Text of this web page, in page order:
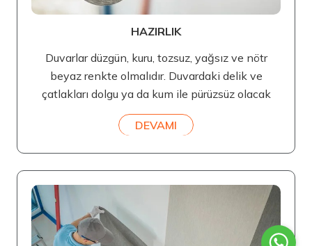
HAZIRLIK
Duvarlar düzgün, kuru, tozsuz, yağsız ve nötr
beyaz renkte olmalıdır. Duvardaki delik ve
çatlakları dolgu ya da kum ile pürüzsüz olacak
DEVAMI